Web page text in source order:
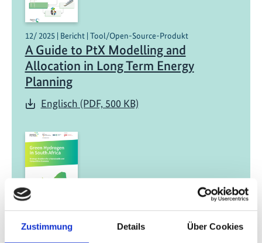
Zustimmung Details Über Cookies
12/ 2025 | Bericht | Tool/Open-Source-Produkt
A Guide to PtX Modelling and
Allocation in Long Term Energy
Planning
Englisch (PDF, 500 KB)
Green Hydrogen in South Africa: